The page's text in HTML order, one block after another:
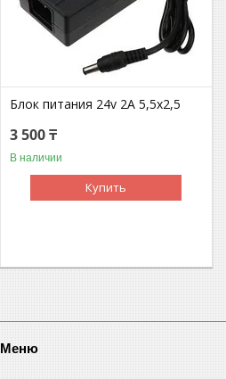
Блок питания 24v 2A 5,5х2,5
3 500 ₸
В наличии
Купить
Меню